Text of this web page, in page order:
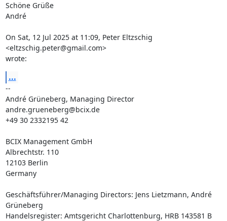
Schöne Grüße
André
On Sat, 12 Jul 2025 at 11:09, Peter Eltzschig
<eltzschig.peter@gmail.com>
wrote:
...
--
André Grüneberg, Managing Director
andre.grueneberg@bcix.de
+49 30 2332195 42
BCIX Management GmbH
Albrechtstr. 110
12103 Berlin
Germany
Geschäftsführer/Managing Directors: Jens Lietzmann, André
Grüneberg
Handelsregister: Amtsgericht Charlottenburg, HRB 143581 B